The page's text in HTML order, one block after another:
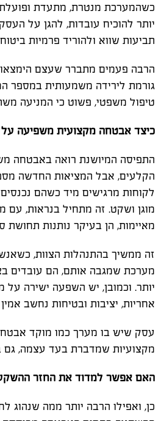
כשהמערכת מנטרת, מתעדת
יותר להוכיח עובדות, להגן על
תביעות שווא ולהוריד פרמיות
הרבה פעמים מתברר שעצם
גורמת לירידה משמעותית במספר
טיפול משפטי, פשוט כי המניעה
כיצד אבטחה מקצועית משפיעה על
התפיסה המיושנת רואה באבטחה
הקלעים, אבל המציאות החדשה
לקוחות מרגישים מיד כשהם
מוגן ושקט. זה מתחיל בנראות, עם
מאיימות, הן בעיקר נותנות תחושת
זה ממשיך בהתנהלות הצוות,
מערכת שמגבה אותם, הם עובדים
יותר. וכמובן, יש השפעה ישירה
אחריות, יציבות ובטיחות נחשב אמין
עסק שיש בו מערך כמו מוקד
מקצועיות שמדברת בעד עצמה, גם
האם אפשר למדוד את החזר
כן, ואפילו הרבה יותר ממה שנהוג